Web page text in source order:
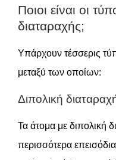
Ποιοι είναι οι
διαταραχής;
Υπάρχουν τέσσερις
μεταξύ των οποίων:
Διπολική
Τα άτομα με διπολική
περισσότερα